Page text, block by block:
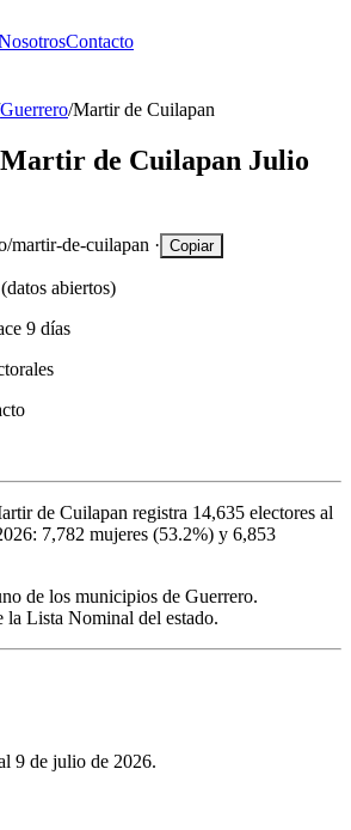
Contacto
Guerrero/Martir de Cuilapan
Martir de Cuilapan Julio
martir-de-cuilapan · Copiar
abiertos)
9 días
de Cuilapan registra 14,635 electores al
: 7,782 mujeres (53.2%) y 6,853
de los municipios de Guerrero.
la Lista Nominal del estado.
9 de julio de 2026.